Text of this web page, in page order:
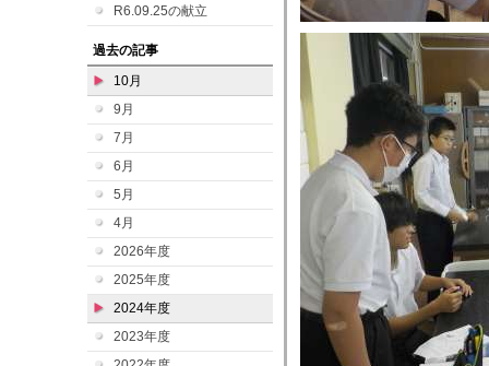
R6.09.25の献立
過去の記事
10月
9月
7月
6月
5月
4月
2026年度
2025年度
2024年度
2023年度